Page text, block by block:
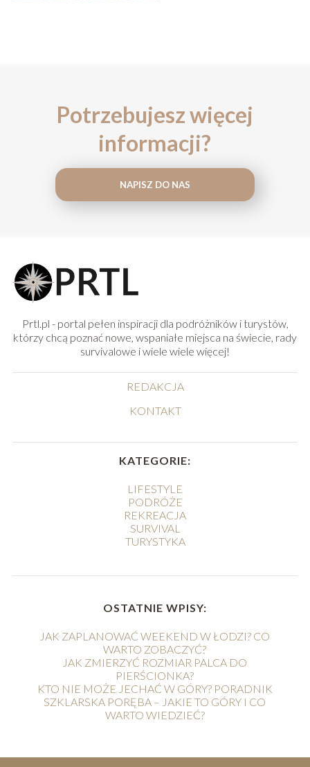
Potrzebujesz więcej
informacji?
NAPISZ DO NAS
Prtl.pl - portal pełen inspiracji dla podróżników i turystów,
którzy chcą poznać nowe, wspaniałe miejsca na świecie, rady
survivalowe i wiele wiele więcej!
REDAKCJA
KONTAKT
KATEGORIE:
LIFESTYLE
PODRÓŻE
REKREACJA
SURVIVAL
TURYSTYKA
OSTATNIE WPISY:
JAK ZAPLANOWAĆ WEEKEND W ŁODZI? CO
WARTO ZOBACZYĆ?
JAK ZMIERZYĆ ROZMIAR PALCA DO
PIERŚCIONKA?
KTO NIE MOŻE JECHAĆ W GÓRY? PORADNIK
SZKLARSKA PORĘBA – JAKIE TO GÓRY I CO
WARTO WIEDZIEĆ?